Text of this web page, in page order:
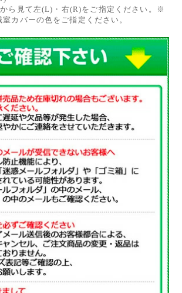
ら見て左(L)・右(R)をご指定ください。※
カバーの色をご指定ください。